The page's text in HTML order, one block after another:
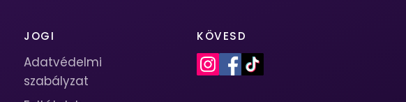
JOGI
Adatvédelmi
szabályzat
KÖVESD